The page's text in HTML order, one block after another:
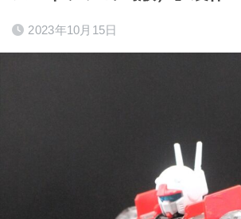
2023年10月15日